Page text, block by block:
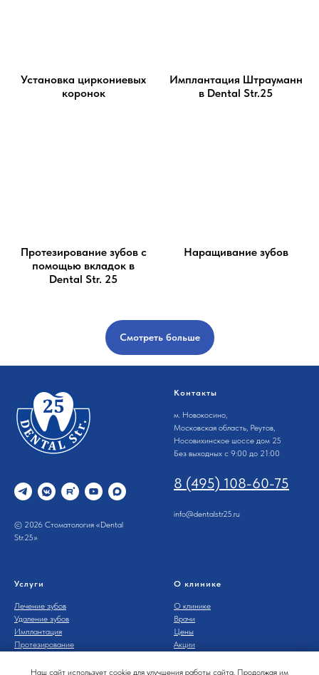
Установка циркониевых
коронок
Имплантация Штрауманн
в Dental Str.25
Протезирование зубов с
помощью вкладок в
Dental Str. 25
Наращивание зубов
Смотреть больше
Наш сайт использует cookie для улучшения работы сайта. Продолжая им
© 2026 Стоматология «Dental
Str.25»
Контакты
м. Новокосино,
Московская область, Реутов,
Носовихинское шоссе дом 25
Без выходных с 9:00 до 21:00
8 (495) 108-60-75
info@dentalstr25.ru
Услуги
Лечение зубов
Удаление зубов
Имплантация
Протезирование
Отбеливаниеигигиена
О клинике
О клинике
Врачи
Цены
Акции
Блог